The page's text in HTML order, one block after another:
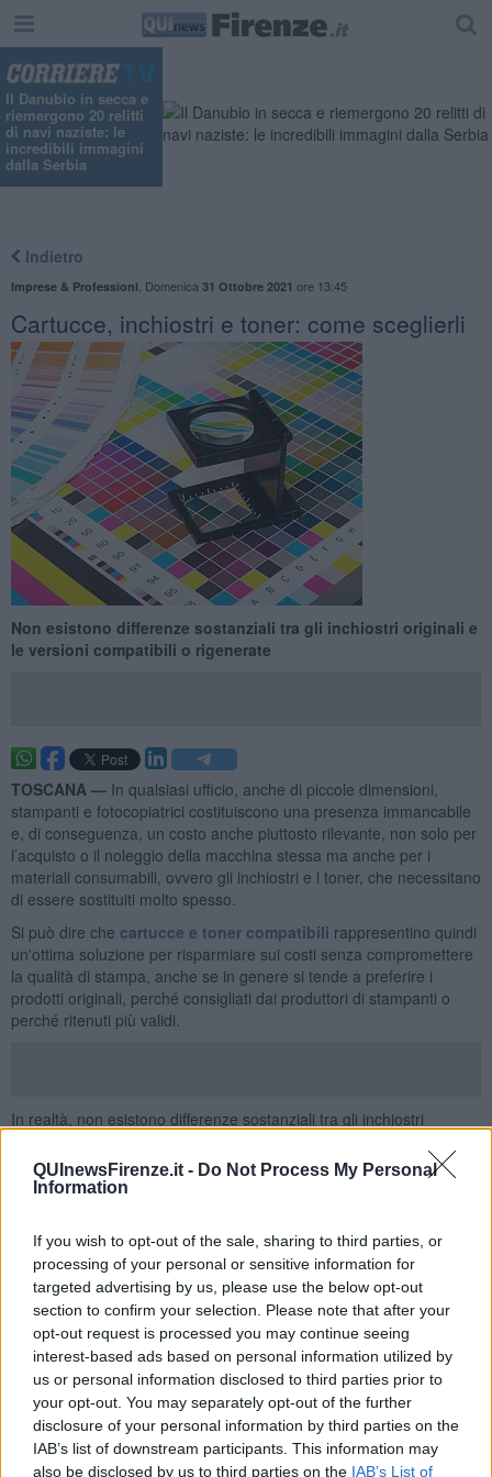
QUInewsFirenze.it - Do Not Process My Personal
Information
If you wish to opt-out of the sale, sharing to third parties, or
processing of your personal or sensitive information for
targeted advertising by us, please use the below opt-out
section to confirm your selection. Please note that after your
opt-out request is processed you may continue seeing
interest-based ads based on personal information utilized by
us or personal information disclosed to third parties prior to
your opt-out. You may separately opt-out of the further
disclosure of your personal information by third parties on the
IAB’s list of downstream participants. This information may
also be disclosed by us to third parties on the IAB’s List of
Il Danubio in secca e
riemergono 20 relitti
di navi naziste: le
incredibili immagini
dalla Serbia
Indietro
Imprese & Professioni Domenica 31 Ottobre 2021 ore 13:45
​Cartucce, inchiostri e toner: come sceglierli
Non esistono differenze sostanziali tra gli inchiostri originali e
le versioni compatibili o rigenerate
TOSCANA — In qualsiasi ufficio, anche di piccole dimensioni,
stampanti e fotocopiatrici costituiscono una presenza immancabile
e, di conseguenza, un costo anche piuttosto rilevante, non solo per
l’acquisto o il noleggio della macchina stessa ma anche per i
materiali consumabili, ovvero gli inchiostri e i toner, che necessitano
di essere sostituiti molto spesso.
Si può dire che cartucce e toner compatibili rappresentino quindi
un'ottima soluzione per risparmiare sui costi senza compromettere
la qualità di stampa, anche se in genere si tende a preferire i
prodotti originali, perché consigliati dai produttori di stampanti o
perché ritenuti più validi.
In realtà, non esistono differenze sostanziali tra gli inchiostri
potrebbe essere dovuto a sistemi di riconoscimento
particolarmente sofisticati, è il caso, ad esempio, delle macchine
l’installazione.
Non è comunque una situazione molto frequente, anche perché
spesso i toner rigenerati vengono prodotti in maniera tale da
essere perfettamente compatibili con la macchina di riferimento.
Ad esclusione delle situazioni in cui è necessario realizzare stampe
di qualità e di alta definizione, ad esempio stampe fotografiche o
riproduzioni di disegni molto dettagliati, le cartucce compatibili
offrono comunque un ottimo risultato e possono essere considerate
un’alternativa eccellente.